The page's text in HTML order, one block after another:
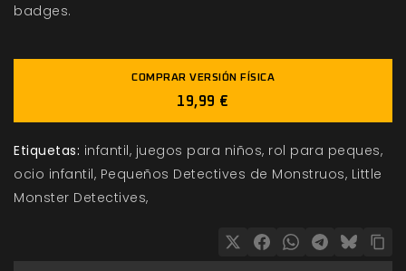
badges.
COMPRAR VERSIÓN FÍSICA
19,99 €
Etiquetas: infantil juegos para niños rol para peques
ocio infantil Pequeños Detectives de Monstruos Little
Monster Detectives